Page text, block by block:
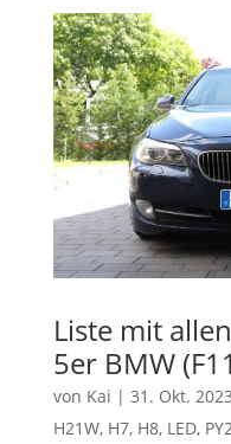
Liste mit
5er BMW
von Kai | 31. Okt. 2023
H21W, H7, H8, LED,